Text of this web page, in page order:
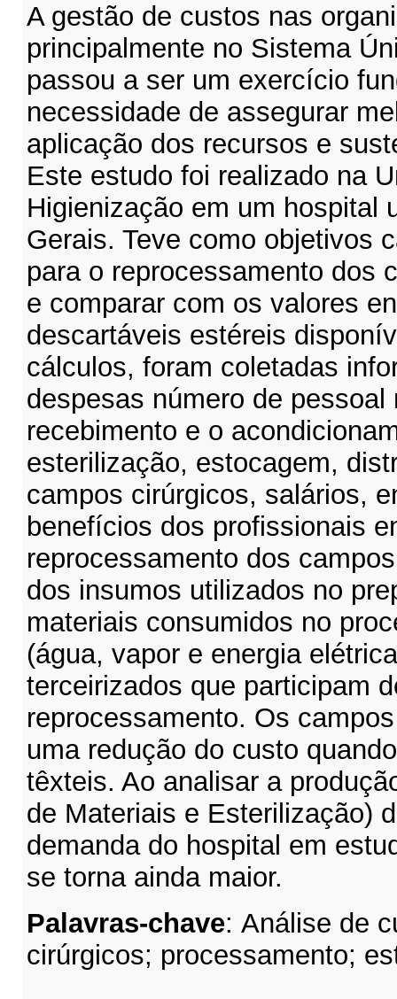
A gestão de custos nas
principalmente no Sistema
passou a ser um exercício
necessidade de assegurar
aplicação dos recursos e
Este estudo foi realizado na
Higienização em um hospital
Gerais. Teve como objetivos
para o reprocessamento dos
e comparar com os valores
descartáveis estéreis
cálculos, foram coletadas
despesas número de pessoal
recebimento e o
esterilização, estocagem,
campos cirúrgicos, salários,
benefícios dos profissionais
reprocessamento dos
dos insumos utilizados no
materiais consumidos no
(água, vapor e energia
terceirizados que participam
reprocessamento. Os
uma redução do custo
têxteis. Ao analisar a
de Materiais e Esterilização)
demanda do hospital em
se torna ainda maior.
Palavras-chave: Análise de
cirúrgicos; processamento;